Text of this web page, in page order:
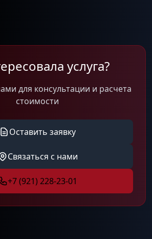
услуга?
для консультации и расчета
стоимости
Оставить заявку
Связаться с нами
+7 (921) 228-23-01